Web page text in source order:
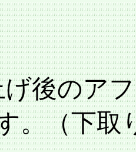
後のア
。（下